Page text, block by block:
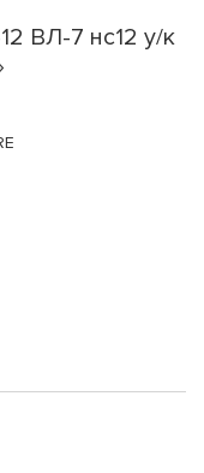
ВЛ-7 нс12 у/к